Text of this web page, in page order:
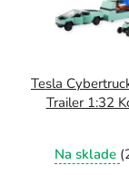
Tesla
Trailer 1:32
Na sklade